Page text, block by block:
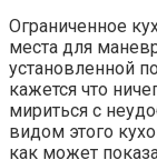
Ограниченное
места для
установленной
кажется что
мириться с
видом этого
как может